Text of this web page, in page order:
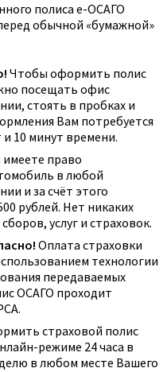
полиса е-ОСАГО
обычной «бумажной»
Чтобы оформить полис
посещать офис
стоять в пробках и
Вам потребуется
10 минут времени.
право
в любой
и за счёт этого
рублей. Нет никаких
услуг и страховок.
Оплата страховки
технологии
передаваемых
ОСАГО проходит
страховой полис
режиме 24 часа в
в любом месте Вашего